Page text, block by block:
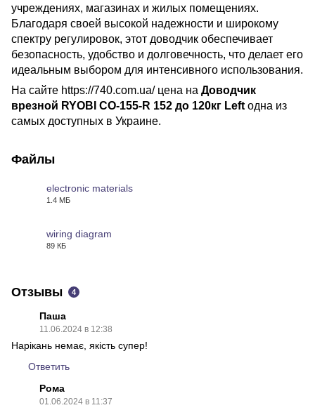
учреждениях, магазинах и жилых помещениях.
Благодаря своей высокой надежности и широкому
спектру регулировок, этот доводчик обеспечивает
безопасность, удобство и долговечность, что делает его
идеальным выбором для интенсивного использования.
На сайте https://740.com.ua/ цена на Доводчик
врезной RYOBI CO-155-R 152 до 120кг Leftодна из
самых доступных в Украине.
Файлы
electronic materials
1.4 МБ
wiring diagram
89 КБ
Отзывы 4
Паша
11.06.2024 в 12:38
Нарікань немає, якість супер!
Ответить
Рома
01.06.2024 в 11:37